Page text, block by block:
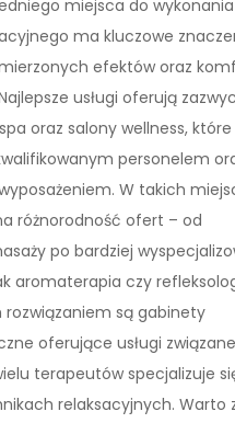
miejsca do wykonania
ma kluczowe
efektów oraz
usługi oferują
oraz salony wellness, które
personelem
W takich
różnorodność ofert – od
po bardziej
aromaterapia czy
są gabinety
oferujące usługi
terapeutów specjalizuje
relaksacyjnych. Warto